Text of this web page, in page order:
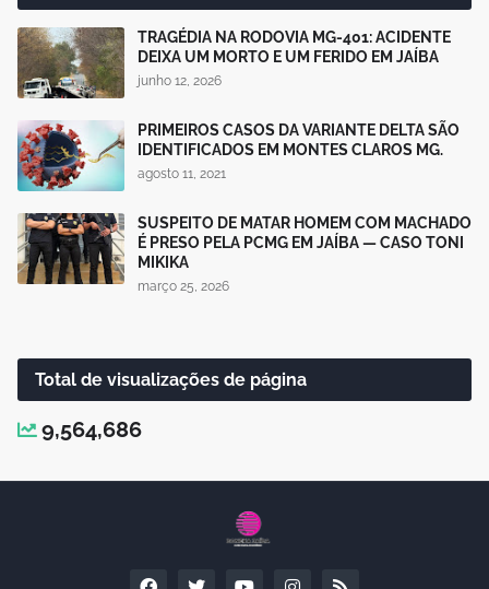
TRAGÉDIA NA RODOVIA MG-401: ACIDENTE
DEIXA UM MORTO E UM FERIDO EM JAÍBA
junho 12, 2026
PRIMEIROS CASOS DA VARIANTE DELTA SÃO
IDENTIFICADOS EM MONTES CLAROS MG.
agosto 11, 2021
SUSPEITO DE MATAR HOMEM COM MACHADO
É PRESO PELA PCMG EM JAÍBA — CASO TONI
MIKIKA
março 25, 2026
Total de visualizações de página
9,564,686